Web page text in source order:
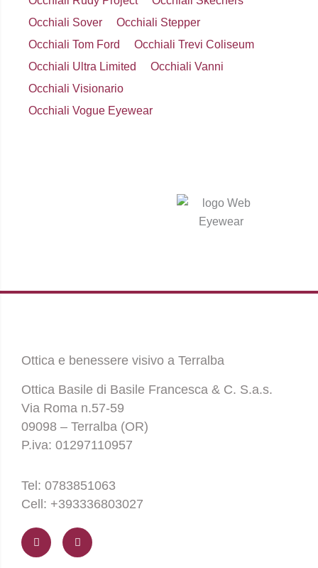
Occhiali Sover
Occhiali Stepper
Occhiali Tom Ford
Occhiali Trevi Coliseum
Occhiali Ultra Limited
Occhiali Vanni
Occhiali Visionario
Occhiali Vogue Eyewear
Ottica e benessere visivo a Terralba
Ottica Basile di Basile Francesca & C. S.a.s.
Via Roma n.57-59
09098 – Terralba (OR)
P.iva: 01297110957
Tel: 0783851063
Cell: +393336803027
a
c
e
b
n
s
t
a